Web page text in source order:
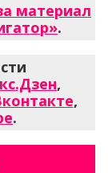
материал
.
,
,
.